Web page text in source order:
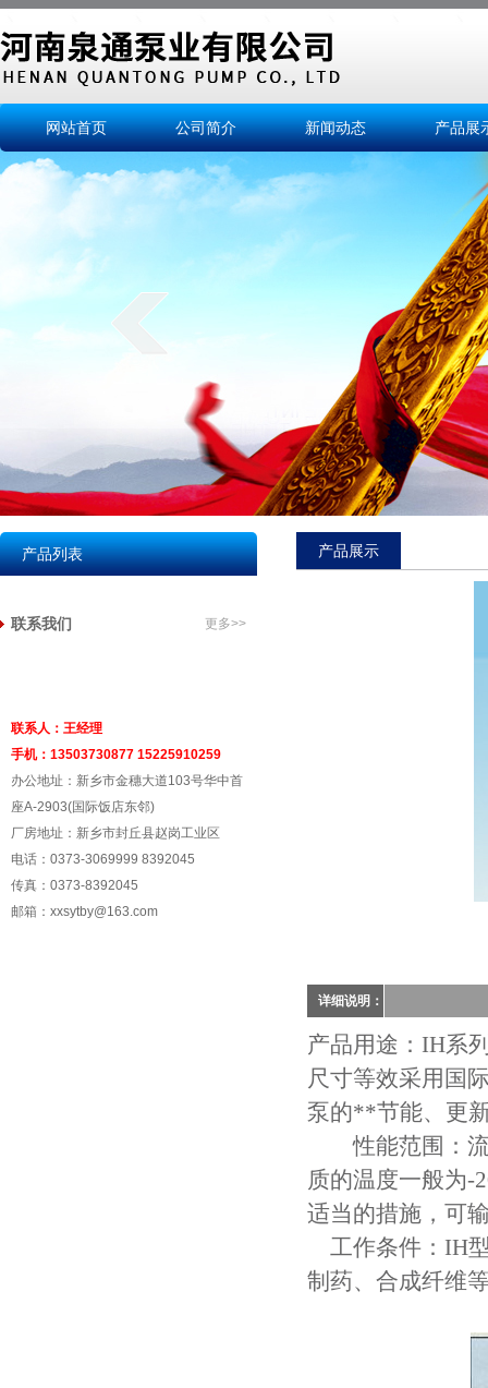
网站首页 公司简介 新闻动态 产品展
产品列表
联系我们 更多>>
联系人：王经理
手机：13503730877 15225910259
办公地址：新乡市金穗大道103号华中首
座A-2903(国际饭店东邻)
厂房地址：新乡市封丘县赵岗工业区
电话：0373-3069999 8392045
传真：0373-8392045
邮箱：xxsytby@163.com
产品展示
详细说明：
产品用途：IH系
尺寸等效采用国
泵的**节能、更
性能范围：流
质的温度一般为-
适当的措施，可
工作条件：IH
制药、合成纤维